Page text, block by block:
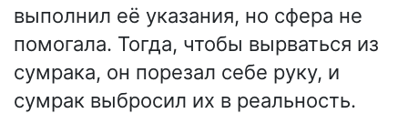
выполнил её указания, но сфера не
помогала. Тогда, чтобы вырваться из
сумрака, он порезал себе руку, и
сумрак выбросил их в реальность.